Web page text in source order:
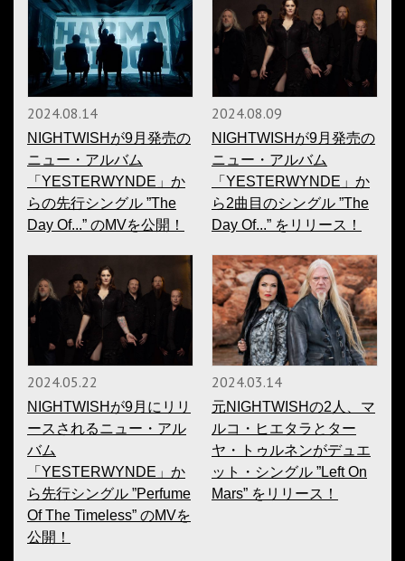
2024.08.14
NIGHTWISHが9月発売の
ニュー・アルバム
「YESTERWYNDE」か
らの先行シングル ”The
Day Of...” のMVを公開！
2024.08.09
NIGHTWISHが9月発売の
ニュー・アルバム
「YESTERWYNDE」か
ら2曲目のシングル ”The
Day Of...” をリリース！
2024.05.22
NIGHTWISHが9月にリリ
ースされるニュー・アル
バム
「YESTERWYNDE」か
ら先行シングル ”Perfume
Of The Timeless” のMVを
公開！
2024.03.14
元NIGHTWISHの2人、マ
ルコ・ヒエタラとター
ヤ・トゥルネンがデュエ
ット・シングル ”Left On
Mars” をリリース！